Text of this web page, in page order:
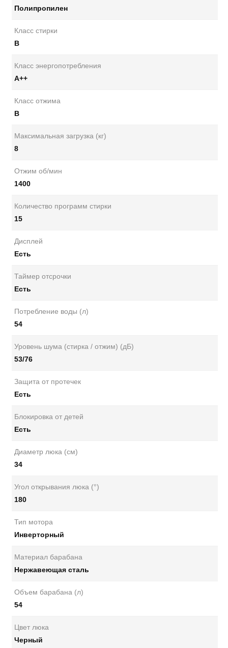
Полипропилен
Класс стирки
B
Класс энергопотребления
А++
Класс отжима
B
Максимальная загрузка (кг)
8
Отжим об/мин
1400
Количество программ стирки
15
Дисплей
Есть
Таймер отсрочки
Есть
Потребление воды (л)
54
Уровень шума (стирка / отжим) (дБ)
53/76
Защита от протечек
Есть
Блокировка от детей
Есть
Диаметр люка (см)
34
Угол открывания люка (°)
180
Тип мотора
Инверторный
Материал барабана
Нержавеющая сталь
Объем барабана (л)
54
Цвет люка
Черный